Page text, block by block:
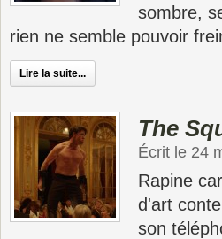
sombre,
rien ne semble pouvoir
Lire la suite...
The
Écrit le 24
Rapine
d'art
son